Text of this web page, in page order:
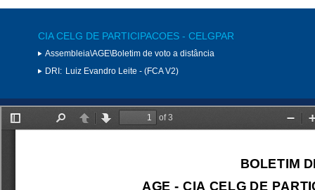
CIA CELG DE PARTICIPACOES - CELGPAR
Assembleia\AGE\Boletim de voto a distância
DRI: Luiz Evandro Leite - (FCA V2)